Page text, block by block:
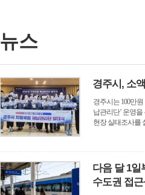
뉴스
경주시, 소
경주시는 100만
납관리단’ 운영
현장 실태조사를
다음 달 1일
수도권 접